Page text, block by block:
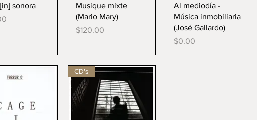
rápida
sonora
Vista rápida
Musique mixte
(Mario Mary)
Precio
$120.00
Vista rápida
Al mediodía -
Música inmobiliaria
(José Gallardo)
Precio
$0.00
CD's